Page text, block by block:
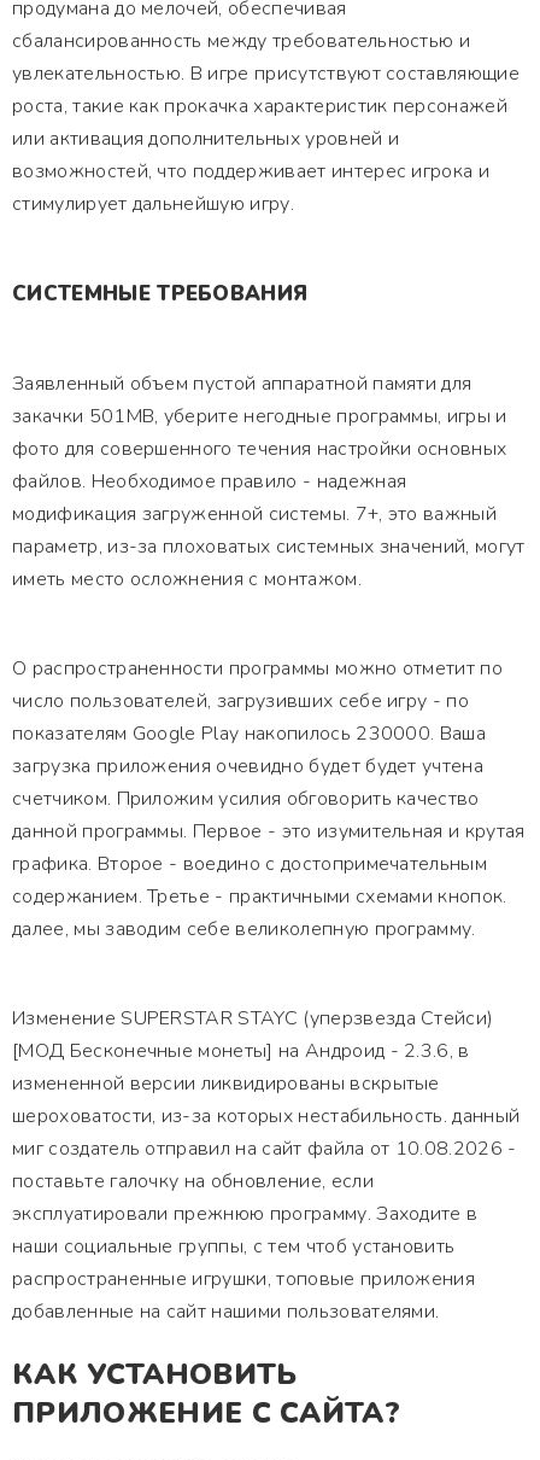
продумана до мелочей, обеспечивая
сбалансированность между требовательностью и
увлекательностью. В игре присутствуют составляющие
роста, такие как прокачка характеристик персонажей
или активация дополнительных уровней и
возможностей, что поддерживает интерес игрока и
стимулирует дальнейшую игру.
СИСТЕМНЫЕ ТРЕБОВАНИЯ
Заявленный объем пустой аппаратной памяти для
закачки 501MB, уберите негодные программы, игры и
фото для совершенного течения настройки основных
файлов. Необходимое правило - надежная
модификация загруженной системы. 7+, это важный
параметр, из-за плоховатых системных значений, могут
иметь место осложнения с монтажом.
О распространенности программы можно отметит по
число пользователей, загрузивших себе игру - по
показателям Google Play накопилось 230000. Ваша
загрузка приложения очевидно будет будет учтена
счетчиком. Приложим усилия обговорить качество
данной программы. Первое - это изумительная и крутая
графика. Второе - воедино с достопримечательным
содержанием. Третье - практичными схемами кнопок.
далее, мы заводим себе великолепную программу.
Изменение SUPERSTAR STAYC (уперзвезда Стейси)
[МОД Бесконечные монеты] на Андроид - 2.3.6, в
измененной версии ликвидированы вскрытые
шероховатости, из-за которых нестабильность. данный
миг создатель отправил на сайт файла от 10.08.2026 -
поставьте галочку на обновление, если
эксплуатировали прежнюю программу. Заходите в
наши социальные группы, с тем чтоб установить
распространенные игрушки, топовые приложения
добавленные на сайт нашими пользователями.
КАК УСТАНОВИТЬ
ПРИЛОЖЕНИЕ С САЙТА?